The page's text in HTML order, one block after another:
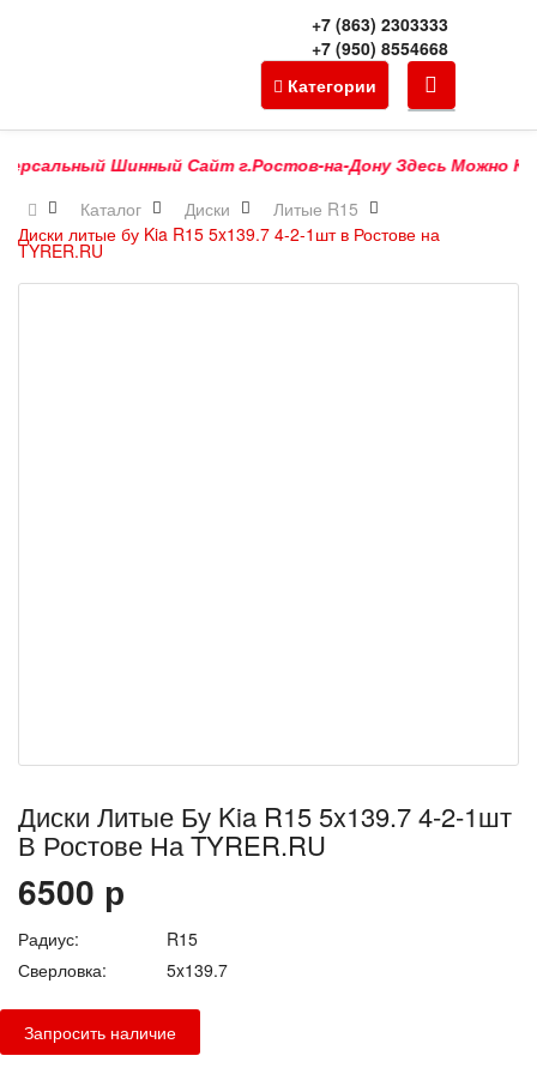
+7 (863) 2303333
+7 (950) 8554668
Категории
Шинный Сайт г.Ростов-на-Дону Здесь Можно
Каталог
Диски
Литые R15
Диски литые бу Kia R15 5x139.7 4-2-1шт в Ростове на
TYRER.RU
Диски Литые Бу Kia R15 5x139.7 4-2-1шт
В Ростове На TYRER.RU
6500 р
Радиус:
R15
Сверловка:
5x139.7